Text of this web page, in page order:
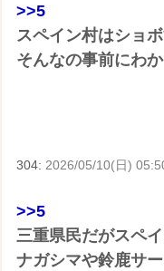
>>5
スペイン村はショ
そんなの事前にわ
304: 2026/05/10(日)
>>5
三重県民だがスペ
ナガシマや鈴鹿サ